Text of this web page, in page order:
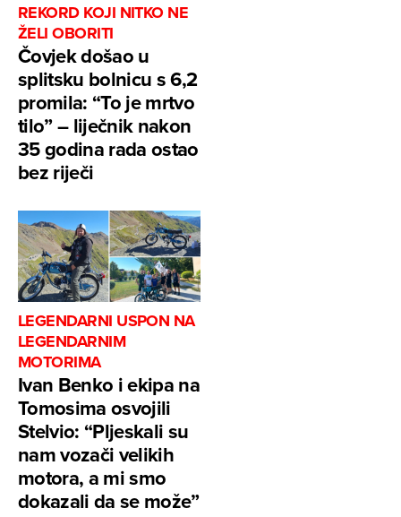
REKORD KOJI NITKO NE
ŽELI OBORITI
Čovjek došao u
splitsku bolnicu s 6,2
promila: “To je mrtvo
tilo” – liječnik nakon
35 godina rada ostao
bez riječi
LEGENDARNI USPON NA
LEGENDARNIM
MOTORIMA
Ivan Benko i ekipa na
Tomosima osvojili
Stelvio: “Pljeskali su
nam vozači velikih
motora, a mi smo
dokazali da se može”